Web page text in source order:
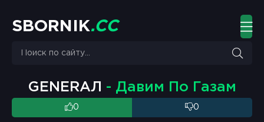
S BO R N K.CC
GENERAЛ - Давим По Газам
0 0